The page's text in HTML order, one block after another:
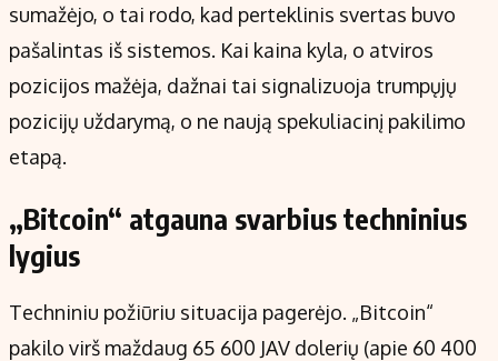
sumažėjo, o tai rodo, kad perteklinis svertas buvo
pašalintas iš sistemos. Kai kaina kyla, o atviros
pozicijos mažėja, dažnai tai signalizuoja trumpųjų
pozicijų uždarymą, o ne naują spekuliacinį pakilimo
etapą.
„Bitcoin“ atgauna svarbius techninius
lygius
Techniniu požiūriu situacija pagerėjo. „Bitcoin“
pakilo virš maždaug 65 600 JAV dolerių (apie 60 400